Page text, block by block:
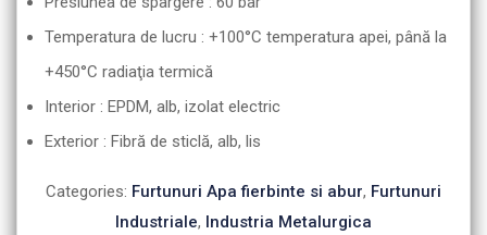
Temperatura de lucru : +100°C temperatura apei, până la
+450°C radiaţia termică
Interior : EPDM, alb, izolat electric
Exterior : Fibră de sticlă, alb, lis
Categories: Furtunuri Apa fierbinte si abur, Furtunuri
Industriale, Industria Metalurgica